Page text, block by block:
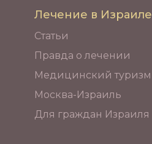
Лечение в Израиле
Статьи
Правда о лечении
Медицинский туризм
Москва-Израиль
Для граждан Израиля